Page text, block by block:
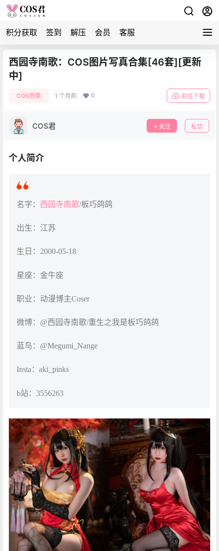
积分获取 签到 解压 会员 客服
西园寺南歌：COS图片写真合集[46套][更新
中]
COS图集 1 个月前 0 前往下载
COS君 关注 私信
个人简介
名字： 西园寺南歌/板巧鸽鸽
出生：江苏
生日：2000-05-18
星座：金牛座
职业：动漫博主Coser
微博：@西园寺南歌/重生之我是板巧鸽鸽
蓝鸟：@Megumi_Nange
Insta：aki_pinks
b站：3556263